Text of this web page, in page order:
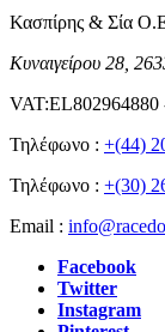
Κασπίρης & Σία
Κυναιγείρου 28,
Τηλέφωνο : +(44)
Τηλέφωνο : +(30)
Email :
Facebook
Twitter
Instagram